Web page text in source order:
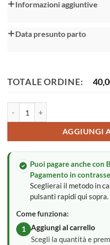
Informazioni aggiuntive
Data presunto parto
TOTALE ORDINE:
AGGIUNGI
Alternative:
Puoi pagare anche con
Pagamento in
Sceglierai il metodo in
pulsanti rapidi qui sopra.
Come funziona:
1
Aggiungi al carrello
Scegli la quantità e